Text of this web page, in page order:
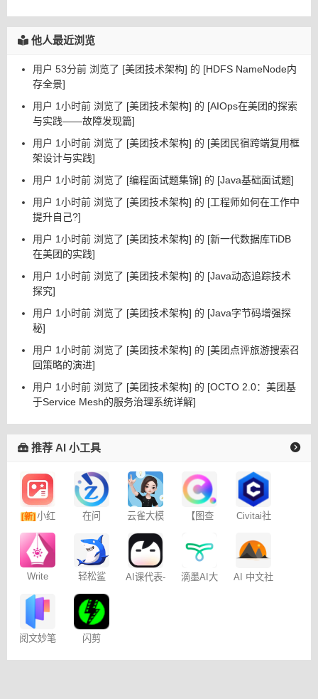
他人最近浏览
用户 53分前 浏览了 [美团技术架构] 的 [HDFS NameNode内
存全景]
用户 1小时前 浏览了 [美团技术架构] 的 [AIOps在美团的探索
与实践——故障发现篇]
用户 1小时前 浏览了 [美团技术架构] 的 [美团民宿跨端复用框
架设计与实践]
用户 1小时前 浏览了 [编程面试题集锦] 的 [Java基础面试题]
用户 1小时前 浏览了 [美团技术架构] 的 [工程师如何在工作中
提升自己?]
用户 1小时前 浏览了 [美团技术架构] 的 [新一代数据库TiDB
在美团的实践]
用户 1小时前 浏览了 [美团技术架构] 的 [Java动态追踪技术
探究]
用户 1小时前 浏览了 [美团技术架构] 的 [Java字节码增强探
秘]
用户 1小时前 浏览了 [美团技术架构] 的 [美团点评旅游搜索召
回策略的演进]
用户 1小时前 浏览了 [美团技术架构] 的 [OCTO 2.0：美团基
于Service Mesh的服务治理系统详解]
推荐 AI 小工具
[新]小红
记
在问
云雀大模
【图查
版权查询
神器
Civitai社
Write
小说写作
轻松鲨
AI课代表-
滴墨AI大
AI 中文社
阅文妙笔
闪剪